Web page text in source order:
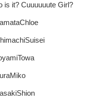
is it? Cuuuuuute Girl?